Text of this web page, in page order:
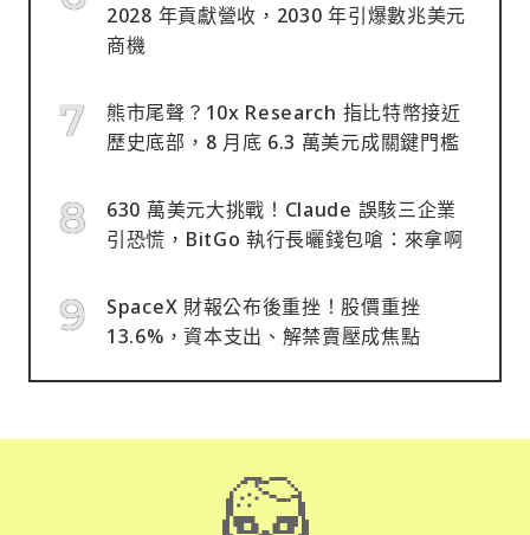
2028 年貢獻營收，2030 年引爆數兆美元
商機
熊市尾聲？10x Research 指比特幣接近
歷史底部，8 月底 6.3 萬美元成關鍵門檻
630 萬美元大挑戰！Claude 誤駭三企業
引恐慌，BitGo 執行長曬錢包嗆：來拿啊
SpaceX 財報公布後重挫！股價重挫
13.6%，資本支出、解禁賣壓成焦點